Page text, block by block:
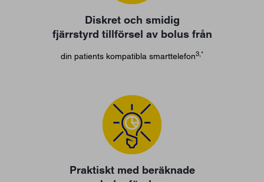
Diskret och smidig
fjärrstyrd tillförsel av bolus från
din patients kompatibla smarttelefon3,*
Praktiskt med beräknade